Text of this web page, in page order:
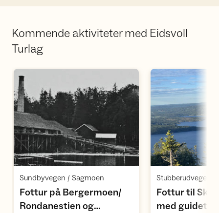
Kommende aktiviteter med Eidsvoll
Turlag
Åpne aktivitet
Sundbyvegen / Sagmoen
Fottur på Bergermoen/
Rondanestien og
Stubberudvegen /
Fottur til
med guidet